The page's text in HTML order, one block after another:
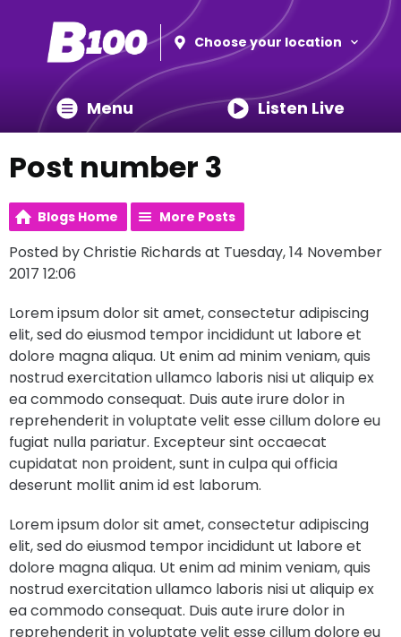
Choose your location
Menu Listen Live
Post number 3
Blogs Home More Posts
Posted by Christie Richards at Tuesday, 14 November
2017 12:06
Lorem ipsum dolor sit amet, consectetur adipiscing
elit, sed do eiusmod tempor incididunt ut labore et
dolore magna aliqua. Ut enim ad minim veniam, quis
nostrud exercitation ullamco laboris nisi ut aliquip ex
ea commodo consequat. Duis aute irure dolor in
reprehenderit in voluptate velit esse cillum dolore eu
fugiat nulla pariatur. Excepteur sint occaecat
cupidatat non proident, sunt in culpa qui officia
deserunt mollit anim id est laborum.
Lorem ipsum dolor sit amet, consectetur adipiscing
elit, sed do eiusmod tempor incididunt ut labore et
dolore magna aliqua. Ut enim ad minim veniam, quis
nostrud exercitation ullamco laboris nisi ut aliquip ex
ea commodo consequat. Duis aute irure dolor in
reprehenderit in voluptate velit esse cillum dolore eu